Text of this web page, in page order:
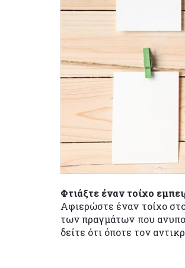
Φτιάξτε έναν τοίχο
Αφιερώστε έναν τοίχο
των πραγμάτων που
δείτε ότι όποτε τον